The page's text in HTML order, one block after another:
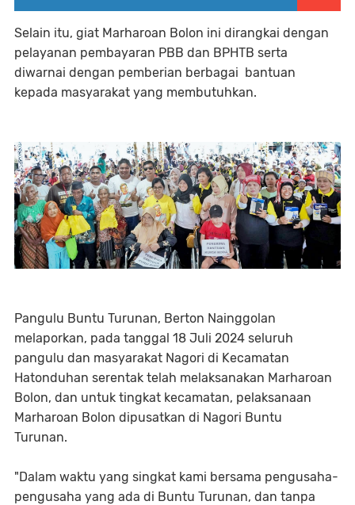
Selain itu, giat Marharoan Bolon ini dirangkai dengan
pelayanan pembayaran PBB dan BPHTB serta
diwarnai dengan pemberian berbagai bantuan
kepada masyarakat yang membutuhkan.
Pangulu Buntu Turunan, Berton Nainggolan
melaporkan, pada tanggal 18 Juli 2024 seluruh
pangulu dan masyarakat Nagori di Kecamatan
Hatonduhan serentak telah melaksanakan Marharoan
Bolon, dan untuk tingkat kecamatan, pelaksanaan
Marharoan Bolon dipusatkan di Nagori Buntu
Turunan.
"Dalam waktu yang singkat kami bersama pengusaha-
pengusaha yang ada di Buntu Turunan, dan tanpa